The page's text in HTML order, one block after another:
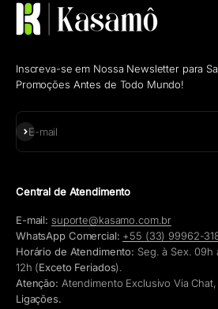
Inscreva-se em Nossa Newsletter para
Promoções Antes de Todo Mundo!
E-mail
Assinar
Central de Atendimento
E-mail: suporte@kasamo.com.br
WhatsApp Comercial: +55 (33) 99962-
Horário de Atendimento: Seg. à Sex. 09h
12h (Exceto Feriados).
Atenção: Atendimento Exclusivo Via Chat,
Ligações.